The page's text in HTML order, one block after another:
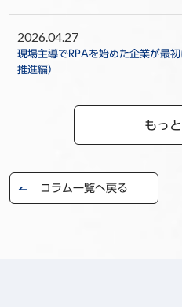
2026.04.27
現場主導でRPAを始めた企業が最
推進編）
もっ
コラム一覧へ戻る